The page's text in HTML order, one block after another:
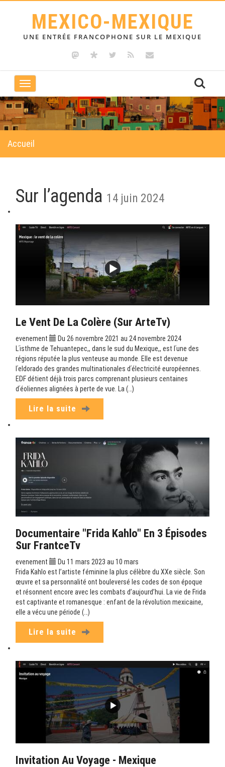
MEXICO-MEXIQUE
UNE ENTRÉE FRANCOPHONE SUR LE MEXIQUE
Toggle
navigation
Accueil
Sur l’agenda 14 juin 2024
Le Vent De La Colère (sur ArteTv)
evenement
Du 26 novembre 2021 au 24 novembre 2024
Lʹisthme de Tehuantepec,, dans le sud du Mexique,, est lʹune des
régions réputée la plus venteuse au monde. Elle est devenue
lʹeldorado des grandes multinationales dʹélectricité européennes.
EDF détient déjà trois parcs comprenant plusieurs centaines
dʹéoliennes alignées à perte de vue. La (…)
Lire la suite
Documentaire "Frida Kahlo" En 3 Épisodes
Sur FrantceTv
evenement
Du 11 mars 2023 au 10 mars
Frida Kahlo est l’artiste féminine la plus célèbre du XXe siècle. Son
œuvre et sa personnalité ont bouleversé les codes de son époque
et résonnent encore avec les combats d’aujourd’hui. La vie de Frida
est captivante et romanesque : enfant de la révolution mexicaine,
elle a vécu une période (…)
Lire la suite
Invitation Au Voyage - Mexique